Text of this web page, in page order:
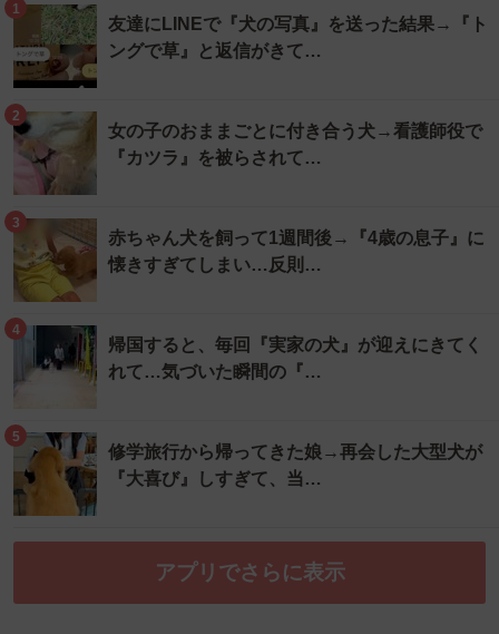
1
友達にLINEで『犬の写真』を送った結果→『ト
ングで草』と返信がきて…
2
女の子のおままごとに付き合う犬→看護師役で
『カツラ』を被らされて…
3
赤ちゃん犬を飼って1週間後→『4歳の息子』に
懐きすぎてしまい…反則…
4
帰国すると、毎回『実家の犬』が迎えにきてく
れて…気づいた瞬間の『…
5
修学旅行から帰ってきた娘→再会した大型犬が
『大喜び』しすぎて、当…
アプリでさらに表示